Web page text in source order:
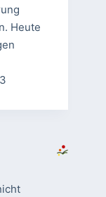
Heute